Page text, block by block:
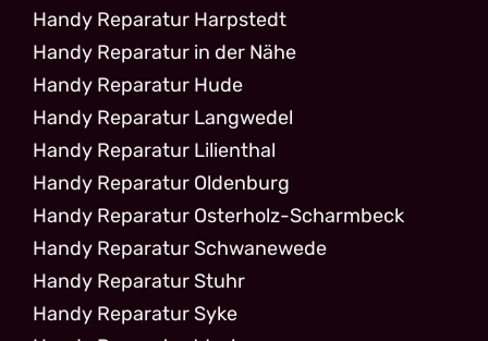
Handy Reparatur Harpstedt
Handy Reparatur in der Nähe
Handy Reparatur Hude
Handy Reparatur Langwedel
Handy Reparatur Lilienthal
Handy Reparatur Oldenburg
Handy Reparatur Osterholz-Scharmbeck
Handy Reparatur Schwanewede
Handy Reparatur Stuhr
Handy Reparatur Syke